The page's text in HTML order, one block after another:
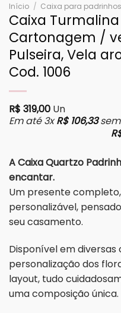
Início / Caixa para padrinhos
Caixa
Cartonagem /
Pulseira, Vela
Cod. 1006
R$ 319,00 Un
Em até 3xR$106,33
A Caixa Quartzo
encantar.
Um presente
personalizável,
seu casamento.
Disponível em
personalização dos
layout, tudo
uma composição única.